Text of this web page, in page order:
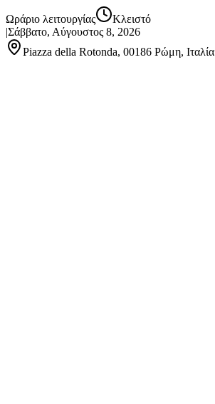
Ωράριο λειτουργίας
Κλειστό
|Σάββατο, Αύγουστος 8, 2026
Piazza della Rotonda, 00186 Ρώμη, Ιταλία